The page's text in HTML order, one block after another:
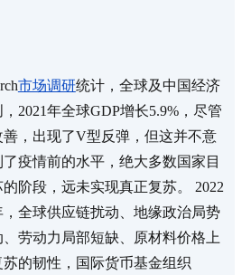
市场调研统计，全球及中国经济
2021年全球GDP增长5.9%，尽管
，出现了V型反弹，但这并不意
疫情前的水平，绝大多数国家目
阶段，远未实现真正复苏。 2022
全球供应链扰动、地缘政治局势
劳动力局部短缺、原材料价格上
的韧性，国际货币基金组织